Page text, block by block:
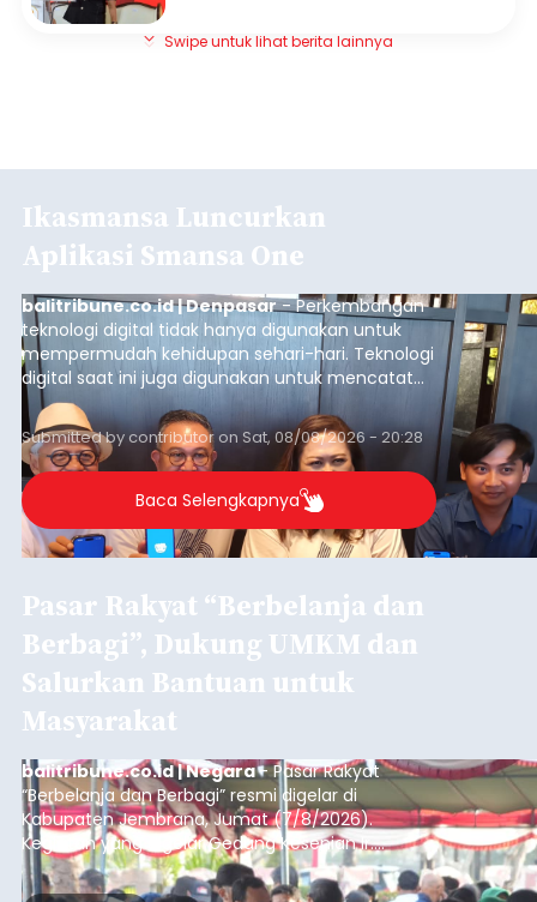
Swipe untuk lihat berita lainnya
Ikasmansa Luncurkan
Aplikasi Smansa One
balitribune.co.id | Denpasar- Perkembangan
teknologi digital tidak hanya digunakan untuk
mempermudah kehidupan sehari-hari. Teknologi
digital saat ini juga digunakan untuk mencatat
dan mengelola data base alumni dari suatu
sekolah, salah satunya adalah alumni SMA 1
Denpasar.
Submitted bycontributoron Sat, 08/08/2026 - 20:28
Baca Selengkapnya
Pasar Rakyat “Berbelanja dan
Berbagi”, Dukung UMKM dan
Salurkan Bantuan untuk
Masyarakat
balitribune.co.id | Negara- Pasar Rakyat
“Berbelanja dan Berbagi” resmi digelar di
Kabupaten Jembrana, Jumat (7/8/2026).
Kegiatan yang digelar Gedung Kesenian Ir.
Soekarno ini memadukan pemberdayaan
ekonomi masyarakat dengan aksi sosial tersebut